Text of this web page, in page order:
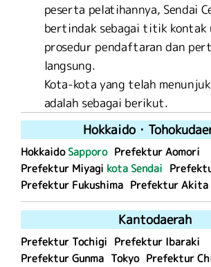
peserta pelatihannya, Sendai
bertindak sebagai titik kontak
prosedur pendaftaran dan
langsung.
Kota-kota yang telah
adalah sebagai berikut.
Hokkaido ・ Tohoku
HokkaidoSapporo Prefektur Aomori
Prefektur Miyagi kota Sendai
Prefektur Fukushima Prefektur Akita
Kantodaerah
Prefektur Tochigi Prefektur Ibaraki
Prefektur Gunma Tokyo Prefektur